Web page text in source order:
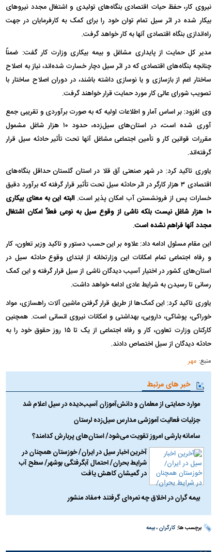
نیروی کار، حفظ حیات اقتصادی بنگاه‌های تولیدی و اشتغال مجدد نیروهای
بیکار شده در اثر سیل تمام توان خود را برای کمک به کارفرمایان در جهت
راه‌اندازی بنگاه اقتصادی آنها به کار خواهد گرفت.
مدیر کل حمایت از پایداری مشاغل و بیمه بیکاری وزارت کار گفت: ضمناً
چنانچه بنگاه‌های اقتصادی که در اثر سیل دچار خسارت شده‌اند، نیاز به اصلاح
ساختار اعم از بازسازی و یا نوسازی داشته باشند، در دوران اصلاح ساختار با
تصویب شورای عالی کار مورد حمایت قرار خواهند گرفت.
وی افزود: بر اساس آمار و اطلاعات اولیه که به صورت برآوردی و تقریبی جمع
آوری
شده است، در استان‌های سیل‌زده، حدود ۱۰ هزار شاغل مشمول
مقررات قوانین کار و تأمین اجتماعی مشاغل آنها تحت تأثیر حادثه سیل قرار
گرفته‌اند.
یاوری تاکید کرد: در شهر صنعتی آق قلا در استان گلستان حداقل بنگاه‌های
اقتصادی ۳ هزار کارگر در اثر حادثه سیل تحت تأثیر قرار گرفته که برآورد دقیق
خسارات پس از فرونشستن آب امکان پذیر است. البته این به معنای بیکاری
۱۰ هزار شاغل نیست بلکه ناشی از وقوع سیل به نوعی فعلاً امکان اشتغال
مجدد آنها فراهم نشده است.
این مقام مسئول ادامه داد: علاوه بر این حسب دستور و تاکید وزیر تعاون، کار
و رفاه اجتماعی تمام امکانات این وزارتخانه از ابتدای وقوع حادثه سیل در
استان‌های کشور در اختیار آسیب دیدگان ناشی از سیل قرار گرفته و این کمک
رسانی تا رسیدن به شرایط عادی ادامه خواهد داشت.
یاوری تاکید کرد: این کمک‌ها از طریق قرار گرفتن ماشین آلات راهسازی، مواد
خوراکی، پوشاکی، دارویی، بهداشتی و امکانات نیروی انسانی است. همچنین
کارکنان وزارت تعاون، کار و رفاه اجتماعی از یک تا ۱۵ روز حقوق خود را به
حادثه دیدگان از سیل اختصاص دادند.
منبع: مهر
خبر های مرتبط
موارد حمایتی از معلمان و دانش‌آموزان آسیب‌دیده در سیل اعلام شد
جزئیات فعالیت آموزشی مدارس سیل‌زده لرستان
سامانه بارشی امروز تقویت می‌شود/ استان‌های پربارش کدامند؟
آخرین اخبار سیل در ایران/ خوزستان همچنان در
شرایط بحران/ احتمال آبگرفتگی بوشهر/ سطح آب
در گمیشان کاهش یافت
بیمه گران در اخلاق چه نمره‌ای گرفتند +مفاد منشور
برچسب ها:کارگران،بیمه